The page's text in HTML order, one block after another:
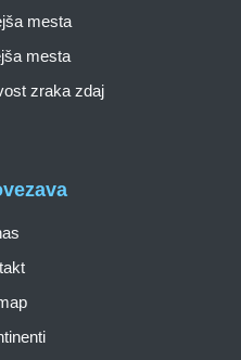
mesta
mesta
zraka zdaj